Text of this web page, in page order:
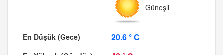
Güneşli
20.6 ° C